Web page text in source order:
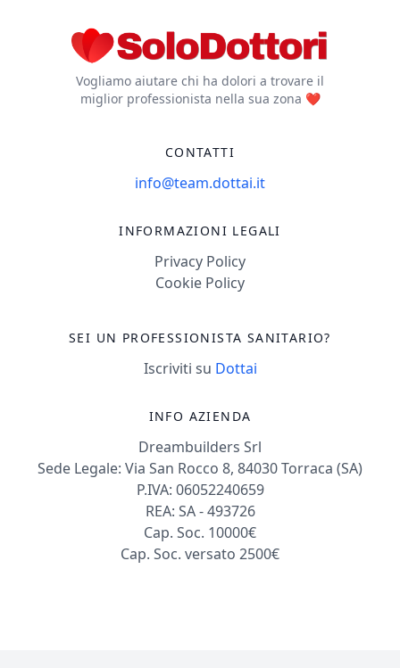
Vogliamo aiutare chi ha dolori a trovare il
miglior professionista nella sua zona ❤️
CONTATTI
info@team.dottai.it
INFORMAZIONI LEGALI
Privacy Policy
Cookie Policy
SEI UN PROFESSIONISTA SANITARIO?
Iscriviti su Dottai
INFO AZIENDA
Dreambuilders Srl
Sede Legale: Via San Rocco 8, 84030 Torraca (SA)
P.IVA: 06052240659
REA: SA - 493726
Cap. Soc. 10000€
Cap. Soc. versato 2500€